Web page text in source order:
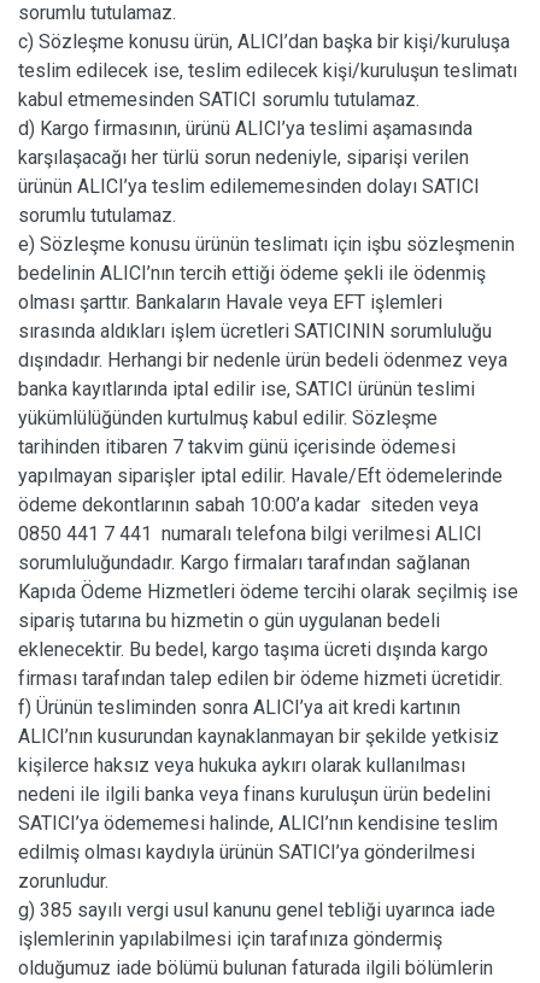
sorumlu tutulamaz.
c) Sözleşme konusu ürün, ALICI’dan başka bir kişi/kuruluşa
teslim edilecek ise, teslim edilecek kişi/kuruluşun teslimatı
kabul etmemesinden SATICI sorumlu tutulamaz.
d) Kargo firmasının, ürünü ALICI’ya teslimi aşamasında
karşılaşacağı her türlü sorun nedeniyle, siparişi verilen
ürünün ALICI’ya teslim edilememesinden dolayı SATICI
sorumlu tutulamaz.
e) Sözleşme konusu ürünün teslimatı için işbu sözleşmenin
bedelinin ALICI’nın tercih ettiği ödeme şekli ile ödenmiş
olması şarttır. Bankaların Havale veya EFT işlemleri
sırasında aldıkları işlem ücretleri SATICININ sorumluluğu
dışındadır. Herhangi bir nedenle ürün bedeli ödenmez veya
banka kayıtlarında iptal edilir ise, SATICI ürünün teslimi
yükümlülüğünden kurtulmuş kabul edilir. Sözleşme
tarihinden itibaren 7 takvim günü içerisinde ödemesi
yapılmayan siparişler iptal edilir. Havale/Eft ödemelerinde
ödeme dekontlarının sabah 10:00’a kadar siteden veya
0850 441 7 441 numaralı telefona bilgi verilmesi ALICI
sorumluluğundadır. Kargo firmaları tarafından sağlanan
Kapıda Ödeme Hizmetleri ödeme tercihi olarak seçilmiş ise
sipariş tutarına bu hizmetin o gün uygulanan bedeli
eklenecektir. Bu bedel, kargo taşıma ücreti dışında kargo
firması tarafından talep edilen bir ödeme hizmeti ücretidir.
f) Ürünün tesliminden sonra ALICI’ya ait kredi kartının
ALICI’nın kusurundan kaynaklanmayan bir şekilde yetkisiz
kişilerce haksız veya hukuka aykırı olarak kullanılması
nedeni ile ilgili banka veya finans kuruluşun ürün bedelini
SATICI’ya ödememesi halinde, ALICI’nın kendisine teslim
edilmiş olması kaydıyla ürünün SATICI’ya gönderilmesi
zorunludur.
g) 385 sayılı vergi usul kanunu genel tebliği uyarınca iade
işlemlerinin yapılabilmesi için tarafınıza göndermiş
olduğumuz iade bölümü bulunan faturada ilgili bölümlerin